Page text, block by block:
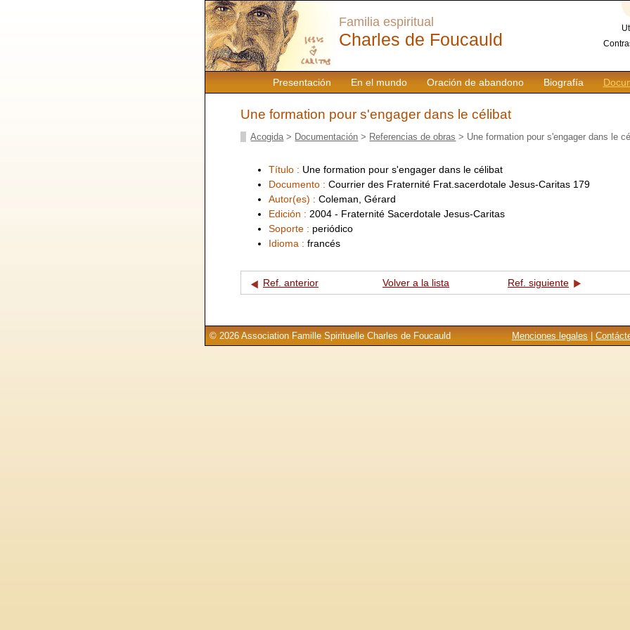
Presentación En el mundo Oración de abandono Biografía
Familia espiritual
Charles de Foucauld
Une formation pour s'engager dans le célibat
Acogida > Documentación > Referencias de obras > Une formation pour s'engager dans le
Título : Une formation pour s'engager dans le célibat
Documento : Courrier des Fraternité Frat.sacerdotale Jesus-Caritas 179
Autor(es) : Coleman, Gérard
Edición : 2004 - Fraternité Sacerdotale Jesus-Caritas
Soporte : periódico
Idioma : francés
Ref. anterior Volver a la lista Ref. siguiente
Menciones legales
© 2026 Association Famille Spirituelle Charles de Foucauld